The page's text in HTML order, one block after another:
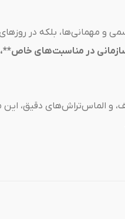
و مهمانی‌ها، بلکه در
در مناسبت‌های خاص**،
و الماس‌تراش‌های دقیق، این